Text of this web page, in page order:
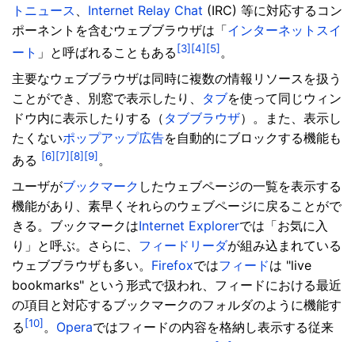
トニュース
Internet Relay Chat (IRC) 等に対応するコン
ポーネントを含むウェブブラウザは「インターネットスイ
ート 」と呼ばれることもある[3][4][5]。
主要なウェブブラウザは同時に複数の情報リソースを扱う
ことができ、別窓で表示したり、 タブを使って同じウィン
ドウ内に表示したりする（ タブブラウザ）。また、表示し
たくないポップアップ広告を自動的にブロックする機能も
ある [6] [7] [8] [9] 。
ユーザがブックマーク したウェブページの一覧を表示する
機能があり、素早くそれらのウェブページに戻ることがで
きる。ブックマークはInternet Explorerでは「お気に入
り」と呼ぶ。さらに、 フィードリーダが組み込まれている
ウェブブラウザも多い。 Firefoxではフィードは "live
bookmarks" という形式で扱われ、フィードにおける最近
の項目と対応するブックマークのフォルダのように機能す
る [10] 。 Operaではフィードの内容を格納し表示する従来